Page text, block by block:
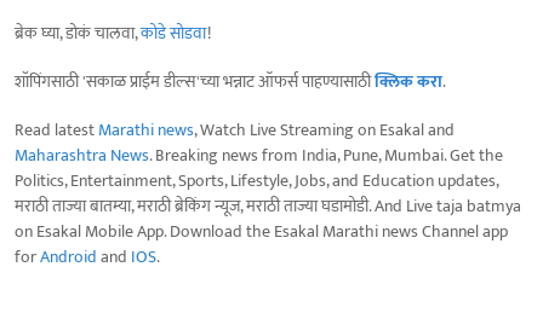
ब्रेक घ्या, डोकं चालवा,कोडे सोडवा!
शॉपिंगसाठी 'सकाळ प्राईम डील्स'च्या भन्नाट ऑफर्स पाहण्यासाठीक्लिक करा.
Read latestMarathi news, Watch Live Streaming on Esakal and
Maharashtra News. Breaking news from India, Pune, Mumbai. Get the
Politics, Entertainment, Sports, Lifestyle, Jobs, and Education updates,
मराठी ताज्या बातम्या, मराठी ब्रेकिंग न्यूज, मराठी ताज्या घडामोडी. And Live taja batmya
on Esakal Mobile App. Download the Esakal Marathi news Channel app
forAndroidand IOS.